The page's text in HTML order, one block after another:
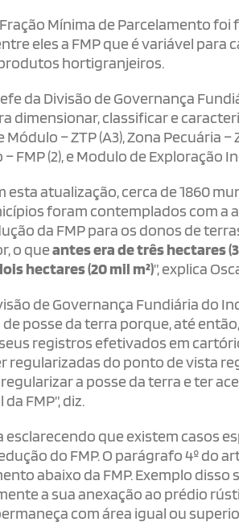
Mínima de Parcelamento
eles a FMP que é variável
hortigranjeiros.
da Divisão de Governança
dimensionar, classificar e
– ZTP (A3), Zona Pecuária –
FMP (2), e Modulo de Exploração
esta atualização, cerca de 1860
foram contemplados com a
da FMP para os donos de
o queantes era de três hectares
hectares (20 mil m²)”, explica
de Governança Fundiária do
posse da terra porque, até
registros efetivados em
regularizadas do ponto de vista
a posse da terra e ter
FMP”, diz.
esclarecendo que existem casos
do FMP. O parágrafo 4º do
abaixo da FMP. Exemplo
a sua anexação ao prédio
com área igual ou